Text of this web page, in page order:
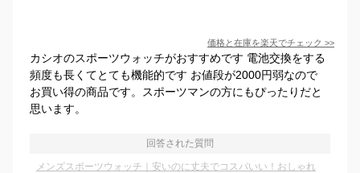
価格と在庫を楽天でチェック >>
カシオのスポーツウォッチがおすすめです 電池交換をする
頻度も長くてとても機能的です お値段が2000円弱なので
お買い得の商品です。スポーツマンの方にもぴったりだと
思います。
回答された質問
メンズスポーツウォッチ｜安いのに丈夫でコスパいい！おしゃれ